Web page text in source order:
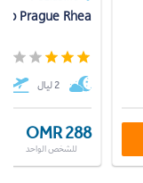
Prague Rhea
2 ليال
OMR 288
للشخص الواحد